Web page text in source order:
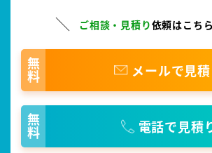
ご相談・見積り依頼はこち
無料 メールで見積
無料 電話で見積